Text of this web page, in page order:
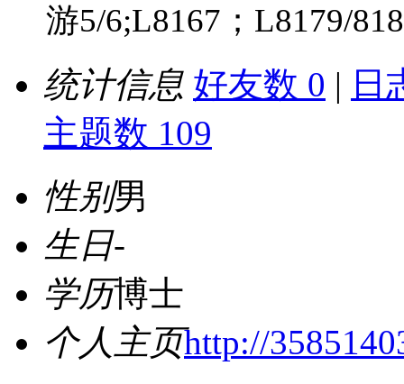
游5/6;L8167；L8179/
统计信息 好友数 0 | 日
主题数 109
性别男
生日-
学历博士
个人主页http://